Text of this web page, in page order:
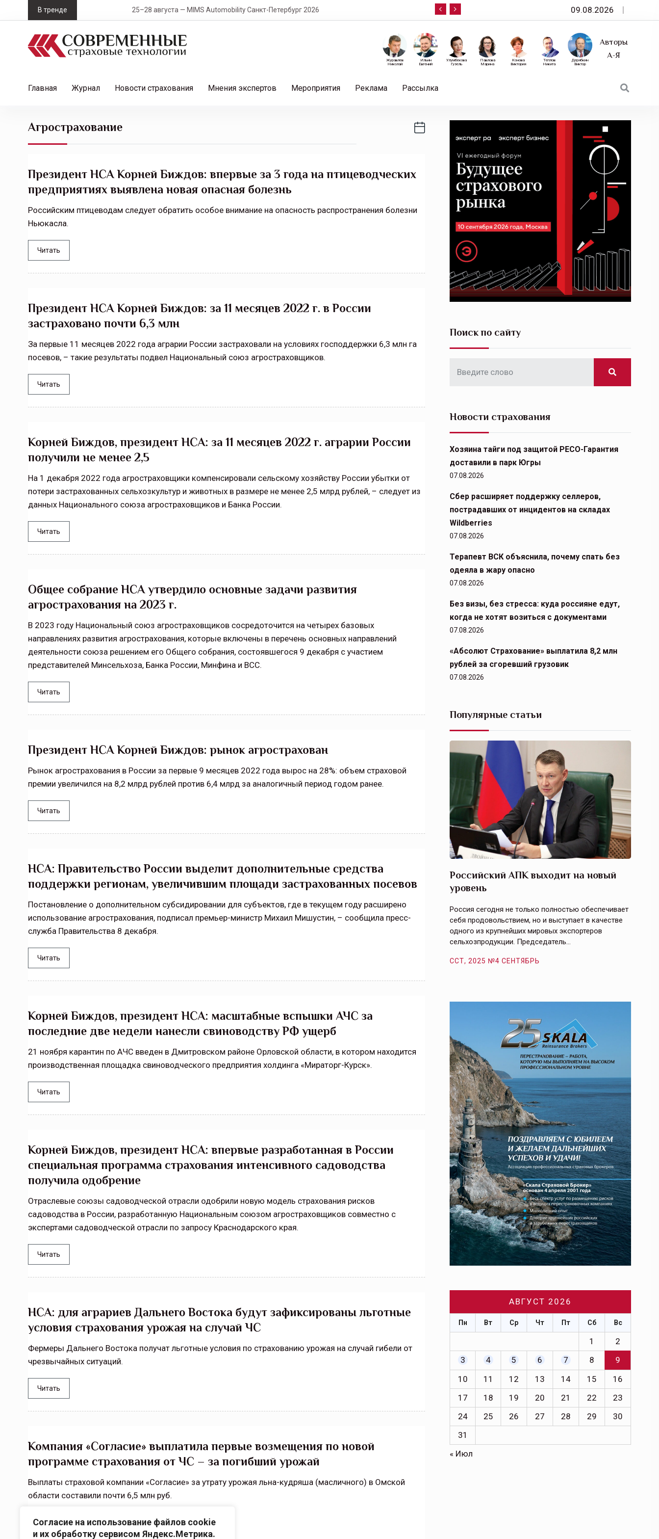
Согласие на использование файлов cookie
и их обработку сервисом Яндекс.Метрика.
k
В тренде 25–28 августа — MIMS Automobility Санкт-Петербург 2026 10 сентября — «Эксперт РА» приглашает на
09.08.2026
Авторы
А-Я
Дерябкин
Виктор
Теплов
Никита
Конова
Виктория
Павлова
Марина
Улумбекова
Гузель
Ильин
Евгений
Журавлев
Николай
Главная Журнал Новости страхования Мнения экспертов Мероприятия Реклама Рассылка
Агрострахование
Президент НСА Корней Биждов: впервые за 3 года на птицеводческих
предприятиях выявлена новая опасная болезнь
Российским птицеводам следует обратить особое внимание на опасность распространения болезни
Ньюкасла.
Читать
Президент НСА Корней Биждов: за 11 месяцев 2022 г. в России
застраховано почти 6,3 млн
За первые 11 месяцев 2022 года аграрии России застраховали на условиях господдержки 6,3 млн га
посевов, – такие результаты подвел Национальный союз агростраховщиков.
Читать
Корней Биждов, президент НСА: за 11 месяцев 2022 г. аграрии России
получили не менее 2,5
На 1 декабря 2022 года агростраховщики компенсировали сельскому хозяйству России убытки от
потери застрахованных сельхозкультур и животных в размере не менее 2,5 млрд рублей, – следует из
данных Национального союза агростраховщиков и Банка России.
Читать
Общее собрание НСА утвердило основные задачи развития
агрострахования на 2023 г.
В 2023 году Национальный союз агростраховщиков сосредоточится на четырех базовых
направлениях развития агрострахования, которые включены в перечень основных направлений
деятельности союза решением его Общего собрания, состоявшегося 9 декабря с участием
представителей Минсельхоза, Банка России, Минфина и ВСС.
Читать
Президент НСА Корней Биждов: рынок агрострахован
Рынок агрострахования в России за первые 9 месяцев 2022 года вырос на 28%: объем страховой
премии увеличился на 8,2 млрд рублей против 6,4 млрд за аналогичный период годом ранее.
Читать
НСА: Правительство России выделит дополнительные средства
поддержки регионам, увеличившим площади застрахованных посевов
Постановление о дополнительном субсидировании для субъектов, где в текущем году расширено
использование агрострахования, подписал премьер-министр Михаил Мишустин, – сообщила пресс-
служба Правительства 8 декабря.
Читать
Корней Биждов, президент НСА: масштабные вспышки АЧС за
последние две недели нанесли свиноводству РФ ущерб
21 ноября карантин по АЧС введен в Дмитровском районе Орловской области, в котором находится
производственная площадка свиноводческого предприятия холдинга «Мираторг-Курск».
Читать
Корней Биждов, президент НСА: впервые разработанная в России
специальная программа страхования интенсивного садоводства
получила одобрение
Отраслевые союзы садоводческой отрасли одобрили новую модель страхования рисков
садоводства в России, разработанную Национальным союзом агростраховщиков совместно с
экспертами садоводческой отрасли по запросу Краснодарского края.
Читать
НСА: для аграриев Дальнего Востока будут зафиксированы льготные
условия страхования урожая на случай ЧС
Фермеры Дальнего Востока получат льготные условия по страхованию урожая на случай гибели от
чрезвычайных ситуаций.
Читать
Компания «Согласие» выплатила первые возмещения по новой
программе страхования от ЧС – за погибший урожай
Выплаты страховой компании «Согласие» за утрату урожая льна-кудряша (масличного) в Омской
области составили почти 6,5 млн руб.
Читать
Поиск по сайту
Новости страхования
Хозяина тайги под защитой РЕСО-Гарантия
доставили в парк Югры
07.08.2026
Сбер расширяет поддержку селлеров,
пострадавших от инцидентов на складах
Wildberries
07.08.2026
Терапевт ВСК объяснила, почему спать без
одеяла в жару опасно
07.08.2026
Без визы, без стресса: куда россияне едут,
когда не хотят возиться с документами
07.08.2026
«Абсолют Страхование» выплатила 8,2 млн
рублей за сгоревший грузовик
07.08.2026
Популярные статьи
Тамбов — под страховой защитой
сельскохозяйственный регион с историческими
традициями выращивания агрокультур, но и зона
рискованного земледелия. Временно исполняющая
ОСАГО требует переосмысления
рынка в России является одним из наиболее
прогрессивных в мире, однако в отдельных
Российский АПК выходит на новый
уровень
Россия сегодня не только полностью обеспечивает
себя продовольствием, но и выступает в качестве
одного из крупнейших мировых экспортеров
сельхозпродукции. Председатель…
ССТ, 2025 №4 СЕНТЯБРЬ
АВГУСТ 2026
Пн Вт Ср Чт Пт Сб Вс
1
2
3
4 5 6 7 8
9
10
11 12 13 14 15
16
17
18 19 20 21 22
23
24
25 26 27 28 29
30
31
« Июл